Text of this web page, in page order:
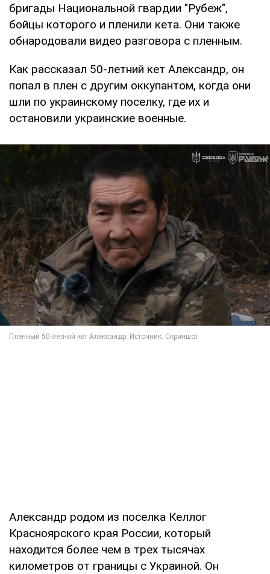
бригады Национальной гвардии "Рубеж",
бойцы которого и пленили кета. Они также
обнародовали видео разговора с пленным.
Как рассказал 50-летний кет Александр, он
попал в плен с другим оккупантом, когда они
шли по украинскому поселку, где их и
остановили украинские военные.
Александр родом из поселка Келлог
Красноярского края России, который
находится более чем в трех тысячах
километров от границы с Украиной. Он